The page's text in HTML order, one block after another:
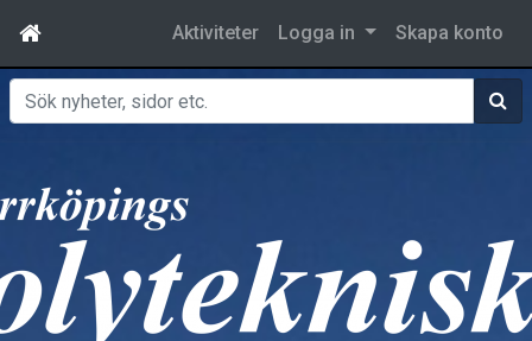
Aktiviteter Logga in Skapa konto
Sök